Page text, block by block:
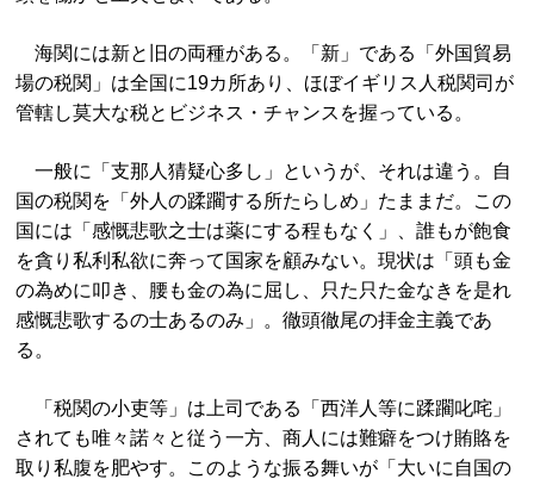
海関には新と旧の両種がある。「新」である「外国貿易
場の税関」は全国に19カ所あり、ほぼイギリス人税関司が
管轄し莫大な税とビジネス・チャンスを握っている。
一般に「支那人猜疑心多し」というが、それは違う。自
国の税関を「外人の蹂躙する所たらしめ」たままだ。この
国には「感慨悲歌之士は薬にする程もなく」、誰もが飽食
を貪り私利私欲に奔って国家を顧みない。現状は「頭も金
の為めに叩き、腰も金の為に屈し、只た只た金なきを是れ
感慨悲歌するの士あるのみ」。徹頭徹尾の拝金主義であ
る。
「税関の小吏等」は上司である「西洋人等に蹂躙叱咤」
されても唯々諾々と従う一方、商人には難癖をつけ賄賂を
取り私腹を肥やす。このような振る舞いが「大いに自国の